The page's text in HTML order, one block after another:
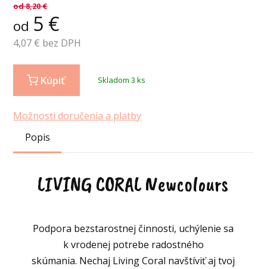
od8,20€
od 5 €
4,07 € bez DPH
Kúpiť Skladom 3 ks
Možnosti doručenia a platby
Popis
LIVING CORAL Newcolours
Podpora bezstarostnej činnosti, uchýlenie sa
k vrodenej potrebe radostného
skúmania. Nechaj Living Coral navštíviť aj tvoj